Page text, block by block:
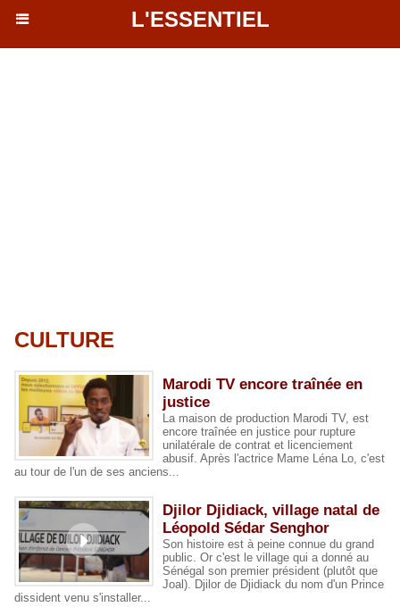
L'ESSENTIEL
CULTURE
Marodi TV encore traînée en
justice
La maison de production Marodi TV, est
encore traînée en justice pour rupture
unilatérale de contrat et licenciement
abusif. Après l'actrice Mame Léna Lo, c'est
au tour de l'un de ses anciens...
Djilor Djidiack, village natal de
Léopold Sédar Senghor
Son histoire est à peine connue du grand
public. Or c'est le village qui a donné au
Sénégal son premier président (plutôt que
Joal). Djilor de Djidiack du nom d'un Prince
dissident venu s'installer...